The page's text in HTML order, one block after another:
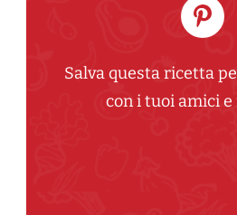
Salva questa ricetta
con i tuoi amici e